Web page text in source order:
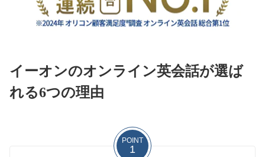
イーオンのオンライン英会話が選ば
れる6つの理由
POINT
1